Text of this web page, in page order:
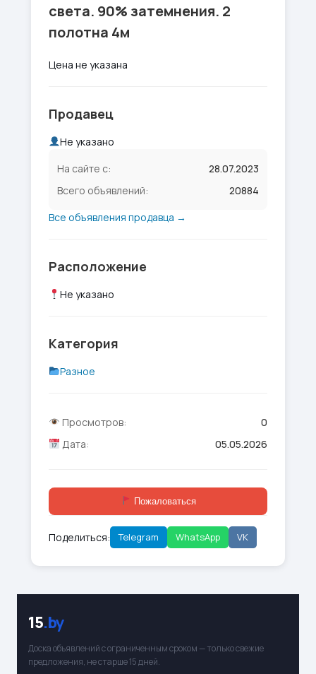
света. 90% затемнения. 2
полотна 4м
Цена не указана
Продавец
Не указано
На сайте с:
28.07.2023
Всего объявлений:
20884
Все объявления продавца →
Расположение
Не указано
Категория
Разное
Просмотров:
0
Дата:
05.05.2026
Пожаловаться
Поделиться: Telegram WhatsApp VK
15.by
Доска объявлений с ограниченным сроком — только свежие
предложения, не старше 15 дней.